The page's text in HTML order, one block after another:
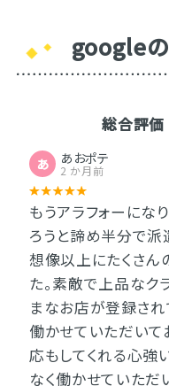
google
総合評価
あ あおポテ
2 か月前
もうアラフォーにな
ろうと諦め半分で派
想像以上にたくさん
た。素敵で上品なク
まなお店が登録され
働かせていただいて
応もしてくれる心強
なく働かせていただ